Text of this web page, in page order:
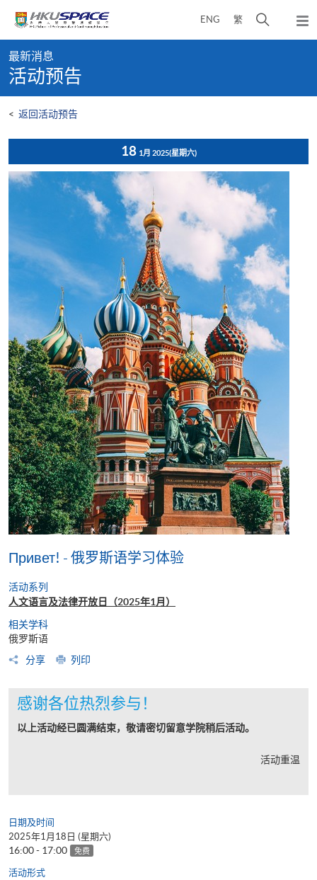
content
ENG 繁
开
弹
出
content
start
最新消息
活动预告
< 返回活动预告
18 1月 2025(星期六)
Привет! - 俄罗斯语学习体验
活动系列
人文语言及法律开放日（2025年1月）
相关学科
俄罗斯语
分享
列印
感谢各位热烈参与！
以上活动经已圆满结束，敬请密切留意学院稍后活动。
活动重温
日期及时间
2025年1月18日 (星期六)
16:00 - 17:00 免费
活动形式